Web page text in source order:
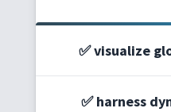
✅ visualize
✅ harness